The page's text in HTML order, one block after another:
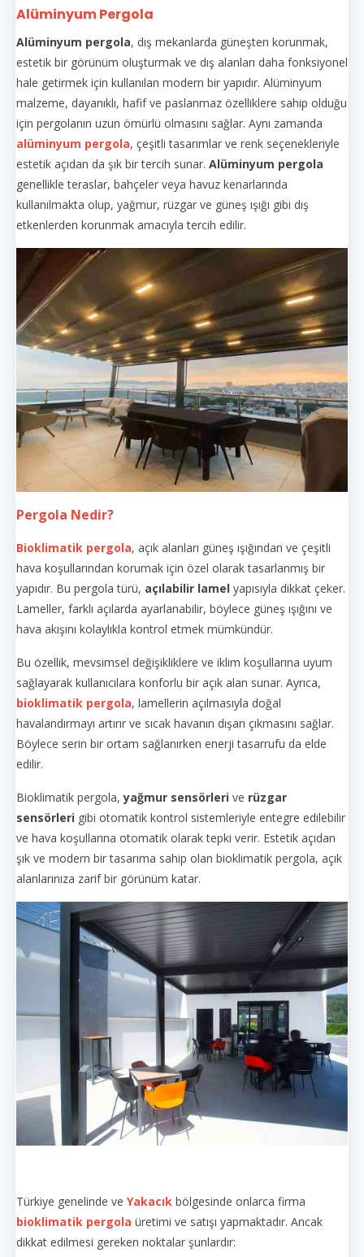
Alüminyum Pergola
Alüminyum pergola, dış mekanlarda güneşten korunmak,
estetik bir görünüm oluşturmak ve dış alanları daha fonksiyonel
hale getirmek için kullanılan modern bir yapıdır. Alüminyum
malzeme, dayanıklı, hafif ve paslanmaz özelliklere sahip olduğu
için pergolanın uzun ömürlü olmasını sağlar. Aynı zamanda
alüminyum pergola, çeşitli tasarımlar ve renk seçenekleriyle
estetik açıdan da şık bir tercih sunar. Alüminyum pergola
genellikle teraslar, bahçeler veya havuz kenarlarında
kullanılmakta olup, yağmur, rüzgar ve güneş ışığı gibi dış
etkenlerden korunmak amacıyla tercih edilir.
Pergola Nedir?
Bioklimatik pergola, açık alanları güneş ışığından ve çeşitli
hava koşullarından korumak için özel olarak tasarlanmış bir
yapıdır. Bu pergola türü, açılabilir lamel yapısıyla dikkat çeker.
Lameller, farklı açılarda ayarlanabilir, böylece güneş ışığını ve
hava akışını kolaylıkla kontrol etmek mümkündür.
Bu özellik, mevsimsel değişikliklere ve iklim koşullarına uyum
sağlayarak kullanıcılara konforlu bir açık alan sunar. Ayrıca,
bioklimatik pergola, lamellerin açılmasıyla doğal
havalandırmayı artırır ve sıcak havanın dışarı çıkmasını sağlar.
Böylece serin bir ortam sağlanırken enerji tasarrufu da elde
edilir.
Bioklimatik pergola,yağmur sensörleri ve rüzgar
sensörleri gibi otomatik kontrol sistemleriyle entegre edilebilir
ve hava koşullarına otomatik olarak tepki verir. Estetik açıdan
şık ve modern bir tasarıma sahip olan bioklimatik pergola, açık
alanlarınıza zarif bir görünüm katar.
Türkiye genelinde ve Yakacık bölgesinde onlarca firma
bioklimatik pergola üretimi ve satışı yapmaktadır. Ancak
dikkat edilmesi gereken noktalar şunlardır: